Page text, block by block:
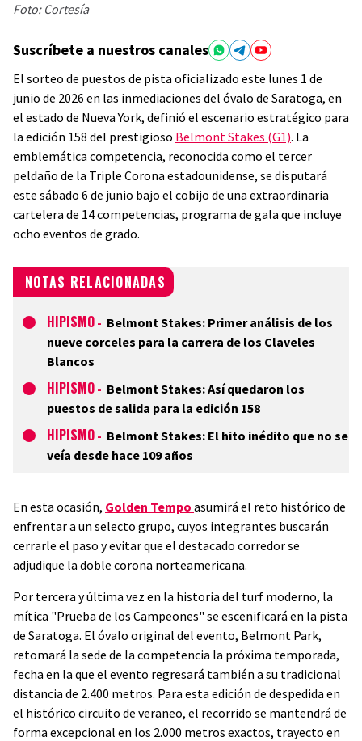
Foto: Cortesía
Suscríbete a nuestros canales
El sorteo de puestos de pista oficializado este lunes 1 de
junio de 2026 en las inmediaciones del óvalo de Saratoga, en
el estado de Nueva York, definió el escenario estratégico para
la edición 158 del prestigioso Belmont Stakes (G1). La
emblemática competencia, reconocida como el tercer
peldaño de la Triple Corona estadounidense, se disputará
este sábado 6 de junio bajo el cobijo de una extraordinaria
cartelera de 14 competencias, programa de gala que incluye
ocho eventos de grado.
NOTAS RELACIONADAS
HIPISMO - Belmont Stakes: Primer análisis de los
nueve corceles para la carrera de los Claveles
Blancos
HIPISMO - Belmont Stakes: Así quedaron los
puestos de salida para la edición 158
HIPISMO - Belmont Stakes: El hito inédito que no se
veía desde hace 109 años
En esta ocasión, Golden Tempo asumirá el reto histórico de
enfrentar a un selecto grupo, cuyos integrantes buscarán
cerrarle el paso y evitar que el destacado corredor se
adjudique la doble corona norteamericana.
Por tercera y última vez en la historia del turf moderno, la
mítica "Prueba de los Campeones" se escenificará en la pista
de Saratoga. El óvalo original del evento, Belmont Park,
retomará la sede de la competencia la próxima temporada,
fecha en la que el evento regresará también a su tradicional
distancia de 2.400 metros. Para esta edición de despedida en
el histórico circuito de veraneo, el recorrido se mantendrá de
forma excepcional en los 2.000 metros exactos, trayecto en